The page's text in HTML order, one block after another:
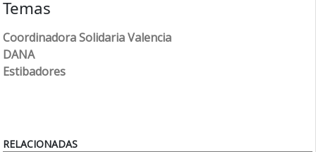
Temas
Coordinadora Solidaria Valencia
DANA
Estibadores
RELACIONADAS